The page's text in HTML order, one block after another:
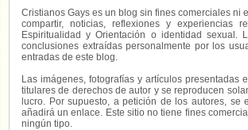
Cristianos Gays es un blog sin fines comerciales ni
compartir, noticias, reflexiones y
Espiritualidad y Orientación o identidad sexual.
conclusiones extraídas personalmente por los
entradas de este blog.
Las imágenes, fotografías y artículos
titulares de derechos de autor y se reproducen
lucro. Por supuesto, a petición de los autores,
añadirá un enlace. Este sitio no tiene fines
ningún tipo.